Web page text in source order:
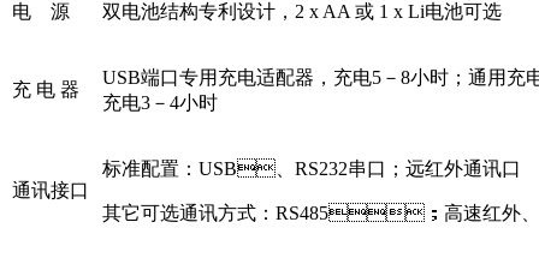
电 源 双电池结构专利设计，2 x AA 或 1 x Li电池可选
充 电 器
USB端口专用充电适配器，充电5－8小时；通用充电
充电3－4小时
通讯接口
标准配置：USB、RS232串口；远红外通讯口
其它可选通讯方式：RS485；高速红外